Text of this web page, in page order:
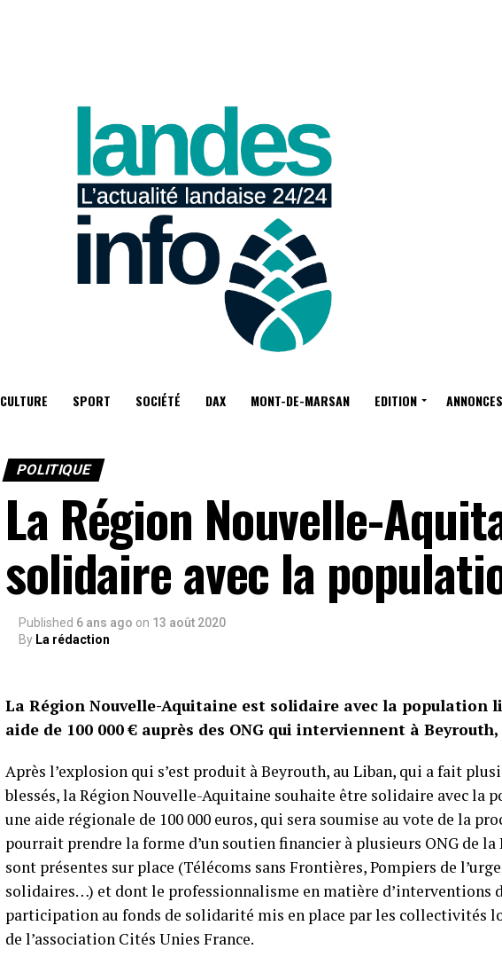
CULTURE SPORT SOCIÉTÉ DAX MONT-DE-MARSAN EDITION
POLITIQUE
La Région Nouvelle-
solidaire avec la
Published 6 ans ago on 13 août 2020
By La rédaction
La Région Nouvelle-Aquitaine est solidaire avec la population
aide de 100 000 € auprès des ONG qui interviennent à
Après l’explosion qui s’est produit à Beyrouth, au Liban, qui a fait
blessés, la Région Nouvelle-Aquitaine souhaite être solidaire avec la
une aide régionale de 100 000 euros, qui sera soumise au vote de la
pourrait prendre la forme d’un soutien financier à plusieurs ONG de
sont présentes sur place (Télécoms sans Frontières, Pompiers de
solidaires…) et dont le professionnalisme en matière d’interventions
participation au fonds de solidarité mis en place par les collectivités
de l’association Cités Unies France.